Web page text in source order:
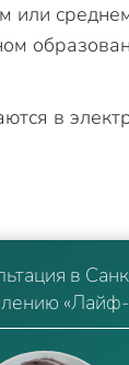
или
в
в
«Лайф-